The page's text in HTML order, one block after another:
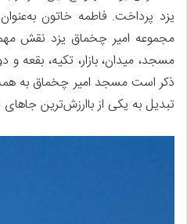
یزد پرداخت. فاطمه خاتون
مجموعه امیر چخماق یزد نقش
مسجد، میدان، بازار، تکیه، بقعه
ذکر است مسجد امیر چخماق به
تبدیل به یکی از باارزش‌ترین